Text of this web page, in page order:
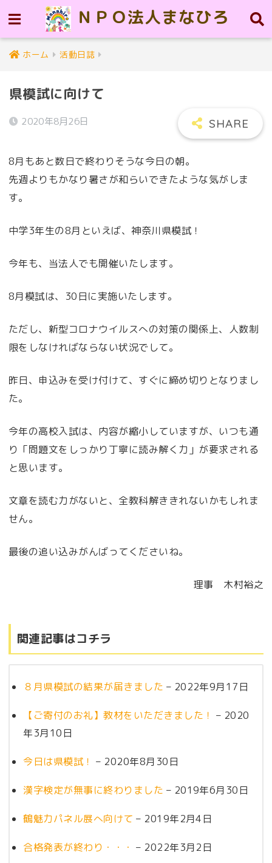
ＮＰＯ法人まなひろ
ホーム 活動日誌
県模試に向けて
2020年8月26日
8月もあと数日で終わりそうな今日の朝。
先週よりもかなり暑さが和らいできたような気がしま
す。
中学3年生の8月といえば、神奈川県模試！
今年も、当法人でも開催いたします。
8月模試は、30日に実施いたします。
ただし、新型コロナウイルスへの対策の関係上、人数制
限をしなければならない状況でして。
昨日、申込みを受け付けて、すぐに締め切りとなりまし
た。
今年の高校入試は、内容が縮小していますが、いつも通
り「問題文をしっかり丁寧に読み解く力」が要求される
と思います。
文章を読む力がないと、全教科解ききれないかもしれま
せん。
最後の追い込みがんばってくださいね。
理事 木村裕之
関連記事はコチラ
８月県模試の結果が届きました – 2022年9月17日
【ご寄付のお礼】教材をいただきました！ – 2020
年3月10日
今日は県模試！ – 2020年8月30日
漢字検定が無事に終わりました – 2019年6月30日
鶴魅力パネル展へ向けて – 2019年2月4日
合格発表が終わり・・・ – 2022年3月2日